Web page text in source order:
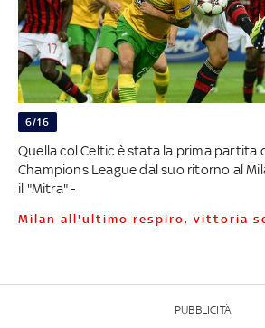
6/16
Quella col Celtic è stata la prima partita
Champions League dal suo ritorno al
il "Mitra" -
Milan all'ultimo respiro, vittoria
PUBBLICITÀ